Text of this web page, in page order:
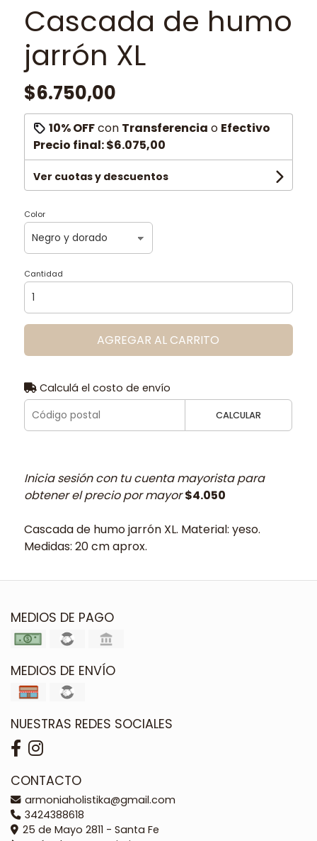
Cascada de humo
jarrón XL
$6.750,00
10% OFFcon Transferencia o Efectivo
Precio final:$6.075,00
Ver cuotas y descuentos
Color
Cantidad
AGREGAR AL CARRITO
Calculá el costo de envío
CALCULAR
Inicia sesión con tu cuenta mayorista para
obtener el precio por mayor$4.050
Cascada de humo jarrón XL. Material: yeso.
Medidas: 20 cm aprox.
MEDIOS DE PAGO
MEDIOS DE ENVÍO
NUESTRAS REDES SOCIALES
CONTACTO
armoniaholistika@gmail.com
3424388618
25 de Mayo 2811 - Santa Fe